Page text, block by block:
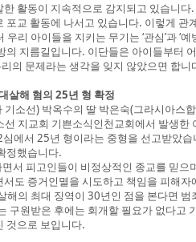
활동이 지속적으로 감지되고 있습니
포교 활동에 나서고 있습니다. 이렇게
리 아이들을 지키는 무기는 ‘관심’과 ‘
의 지름길입니다. 이단들은 아이들부터
의 문제라는 생각을 잊지 않았으면 합니
살해 혐의 25년 형 확정
소선) 박옥수의 딸 박은숙(그라시아스
지교회 기쁜소식인천교회에서 발생
에서 25년 형이라는 중형을 선고받았
정했습니다.
서 피고인들이 비정상적인 종교를 믿
도 증거인멸을 시도하고 책임을 피해
해의 최대 징역이 30년인 점을 본다면
구원받은 후에는 회개할 필요가 없다고
것으로 보입니다.